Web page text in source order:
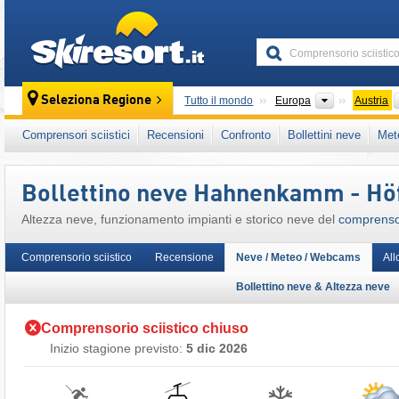
Seleziona Regione Tutto il mondo Europa Continenti
Austria
Questo comprensorio sciistico è presente
Alpi Orientali Settentrionali
Austria
Unione Europea
Comprensori sciistici Recensioni Confronto Bollettini neve
Bollettino neve Hahnenkamm -
Altezza neve, funzionamento impianti e storico neve del
Comprensorio sciistico Recensione Neve / Meteo / Webcams
Bollettino neve & Altezza neve
Comprensorio sciistico chiuso
Inizio stagione previsto: 5 dic 2026